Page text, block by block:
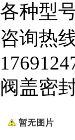
各种型
咨询热
阀盖密